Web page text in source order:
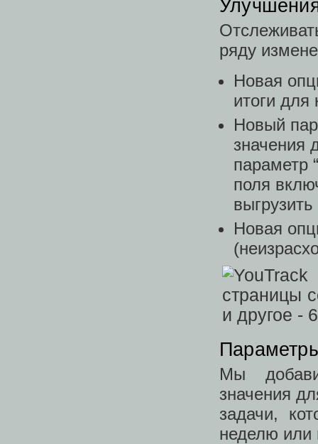
ряду
Новая
итоги для
Новый
значения
параметр
поля
Новая
Мы
значения
задачи,
неделю